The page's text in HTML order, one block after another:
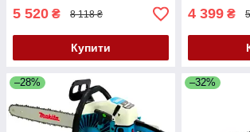
5 520 ₴ 8 118 ₴
Купити
4 399 ₴
–28% –32%